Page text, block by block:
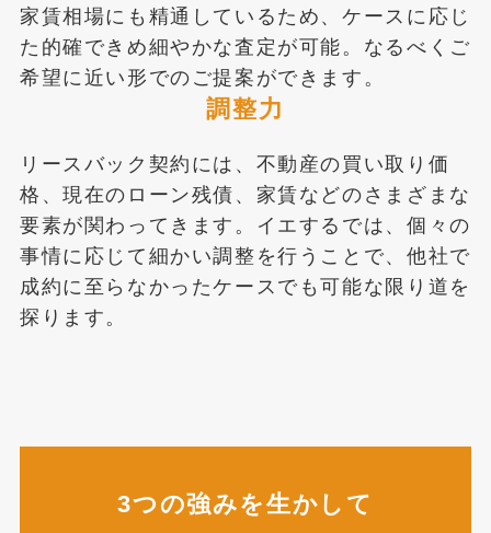
家賃相場にも精通しているため、ケースに応じ
た的確できめ細やかな査定が可能。なるべくご
希望に近い形でのご提案ができます。
調整力
リースバック契約には、不動産の買い取り価
格、現在のローン残債、家賃などのさまざまな
要素が関わってきます。イエするでは、個々の
事情に応じて細かい調整を行うことで、他社で
成約に至らなかったケースでも可能な限り道を
探ります。
3つの強みを生かして